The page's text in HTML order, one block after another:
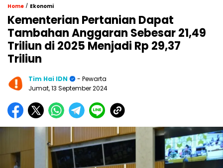
Home / Ekonomi
Kementerian Pertanian Dapat
Tambahan Anggaran Sebesar 21,49
Triliun di 2025 Menjadi Rp 29,37
Triliun
Tim Hai IDN
- Pewarta
Jumat, 13 September 2024